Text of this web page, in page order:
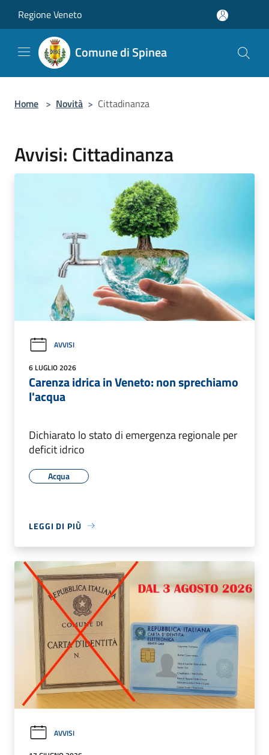
Regione Veneto
Comune di Spinea
Home > Novità > Cittadinanza
Avvisi: Cittadinanza
AVVISI
6 LUGLIO 2026
Carenza idrica in Veneto: non sprechiamo
l'acqua
Dichiarato lo stato di emergenza regionale per
deficit idrico
Acqua
LEGGI DI PIÙ
AVVISI